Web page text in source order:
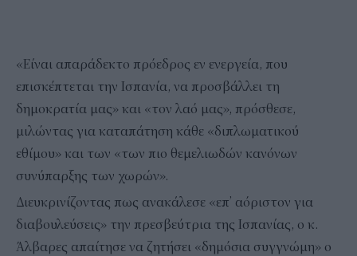
«Είναι απαράδεκτο πρόεδρος εν ενεργεία, που
επισκέπτεται την Ισπανία, να προσβάλλει τη
δημοκρατία μας» και «τον λαό μας», πρόσθεσε,
μιλώντας για καταπάτηση κάθε «διπλωματικού
εθίμου» και των «των πιο θεμελιωδών κανόνων
συνύπαρξης των χωρών».
Διευκρινίζοντας πως ανακάλεσε «επ’ αόριστον για
διαβουλεύσεις» την πρεσβεύτρια της Ισπανίας, ο κ.
Άλβαρες απαίτησε να ζητήσει «δημόσια συγγνώμη» ο